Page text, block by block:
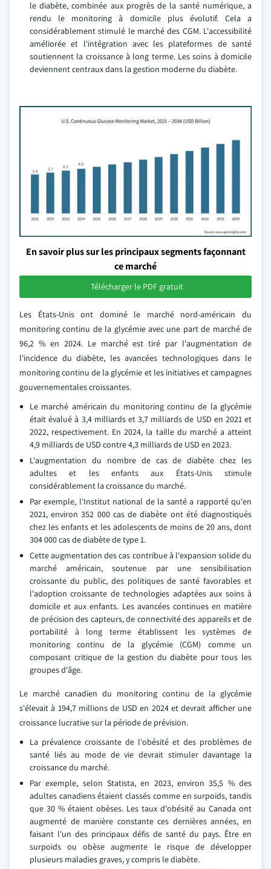
le diabète, combinée aux progrès de la santé numérique, a
rendu le monitoring à domicile plus évolutif. Cela a
considérablement stimulé le marché des CGM. L'accessibilité
améliorée et l'intégration avec les plateformes de santé
soutiennent la croissance à long terme. Les soins à domicile
deviennent centraux dans la gestion moderne du diabète.
En savoir plus sur les principaux segments façonnant
ce marché
Télécharger le PDF gratuit
Les États-Unis ont dominé le marché nord-américain du
monitoring continu de la glycémie avec une part de marché de
96,2 % en 2024. Le marché est tiré par l'augmentation de
l'incidence du diabète, les avancées technologiques dans le
monitoring continu de la glycémie et les initiatives et campagnes
gouvernementales croissantes.
Le marché américain du monitoring continu de la glycémie
était évalué à 3,4 milliards et 3,7 milliards de USD en 2021 et
2022, respectivement. En 2024, la taille du marché a atteint
4,9 milliards de USD contre 4,3 milliards de USD en 2023.
L'augmentation du nombre de cas de diabète chez les
adultes et les enfants aux États-Unis stimule
considérablement la croissance du marché.
Par exemple, l'Institut national de la santé a rapporté qu'en
2021, environ 352 000 cas de diabète ont été diagnostiqués
chez les enfants et les adolescents de moins de 20 ans, dont
304 000 cas de diabète de type 1.
Cette augmentation des cas contribue à l'expansion solide du
marché américain, soutenue par une sensibilisation
croissante du public, des politiques de santé favorables et
l'adoption croissante de technologies adaptées aux soins à
domicile et aux enfants. Les avancées continues en matière
de précision des capteurs, de connectivité des appareils et de
portabilité à long terme établissent les systèmes de
monitoring continu de la glycémie (CGM) comme un
composant critique de la gestion du diabète pour tous les
groupes d'âge.
Le marché canadien du monitoring continu de la glycémie
s'élevait à 194,7 millions de USD en 2024 et devrait afficher une
croissance lucrative sur la période de prévision.
La prévalence croissante de l'obésité et des problèmes de
santé liés au mode de vie devrait stimuler davantage la
croissance du marché.
Par exemple, selon Statista, en 2023, environ 35,5 % des
adultes canadiens étaient classés comme en surpoids, tandis
que 30 % étaient obèses. Les taux d'obésité au Canada ont
augmenté de manière constante ces dernières années, en
faisant l'un des principaux défis de santé du pays. Être en
surpoids ou obèse augmente le risque de développer
plusieurs maladies graves, y compris le diabète.